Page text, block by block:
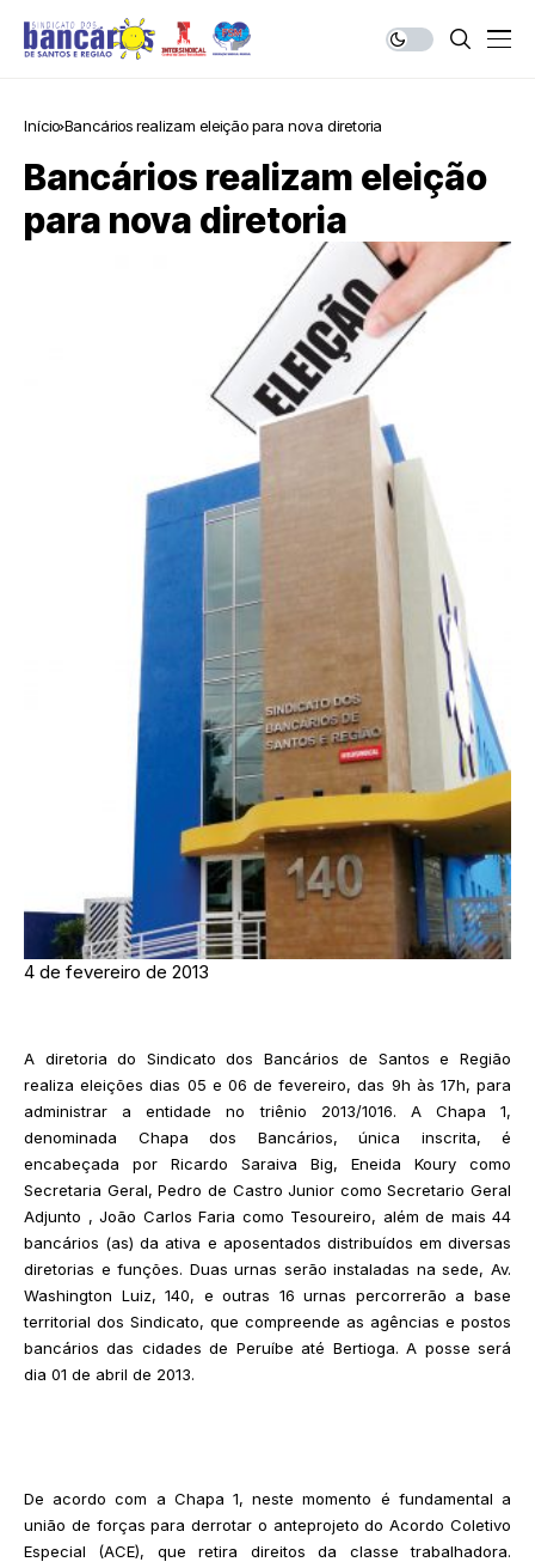
Início Bancários realizam eleição para nova diretoria
Bancários realizam eleição
para nova diretoria
4 de fevereiro de 2013
A diretoria do Sindicato dos Bancários de Santos e Região
realiza eleições dias 05 e 06 de fevereiro, das 9h às 17h, para
administrar a entidade no triênio 2013/1016. A Chapa 1,
denominada Chapa dos Bancários, única inscrita, é
encabeçada por Ricardo Saraiva Big, Eneida Koury como
Secretaria Geral, Pedro de Castro Junior como Secretario Geral
Adjunto , João Carlos Faria como Tesoureiro, além de mais 44
bancários (as) da ativa e aposentados distribuídos em diversas
diretorias e funções. Duas urnas serão instaladas na sede, Av.
Washington Luiz, 140, e outras 16 urnas percorrerão a base
territorial dos Sindicato, que compreende as agências e postos
bancários das cidades de Peruíbe até Bertioga. A posse será
dia 01 de abril de 2013.
De acordo com a Chapa 1, neste momento é fundamental a
união de forças para derrotar o anteprojeto do Acordo Coletivo
Especial (ACE), que retira direitos da classe trabalhadora.